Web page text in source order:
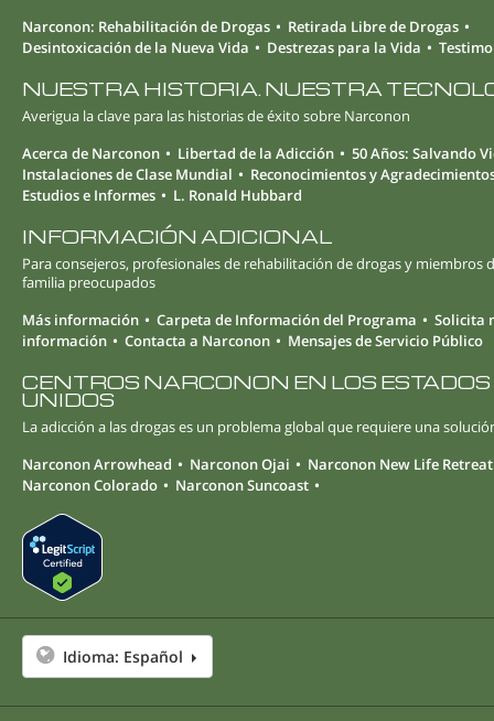
Narconon: Rehabilitación de Drogas
Retirada Libre de Drogas
Desintoxicación de la Nueva Vida
Destrezas para la Vida
NUESTRA HISTORIA. NUESTRA
Averigua la clave para las historias de éxito sobre Narconon
Acerca de Narconon
Libertad de la Adicción
50 Años: Salvando
Instalaciones de Clase Mundial
Reconocimientos y
Estudios e Informes
L. Ronald Hubbard
INFORMACIÓN ADICIONAL
Para consejeros, profesionales de rehabilitación de drogas y miembros
familia preocupados
Más información
Carpeta de Información del Programa
Solicita
información
Contacta a Narconon Mensajes de Servicio Público
CENTROS NARCONON EN LOS ESTADOS
UNIDOS
La adicción a las drogas es un problema global que requiere una
Narconon Arrowhead
Narconon Ojai
Narconon New Life Retreat
Narconon Colorado
Narconon Suncoast
Idioma: Español